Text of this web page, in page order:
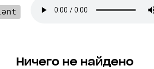
Ничего не найдено